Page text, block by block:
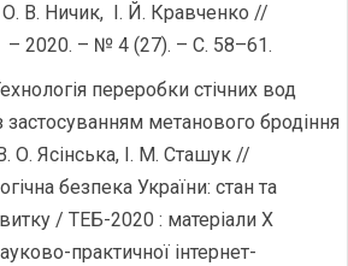
В. Ничик, І. Й. Кравченко //
– 2020. – № 4 (27). – С. 58–61.
переробки стічних вод
застосуванням метанового бродіння
О. Ясінська, І. М. Сташук //
безпека України: стан та
/ ТЕБ-2020 : матеріали Х
практичної інтернет-